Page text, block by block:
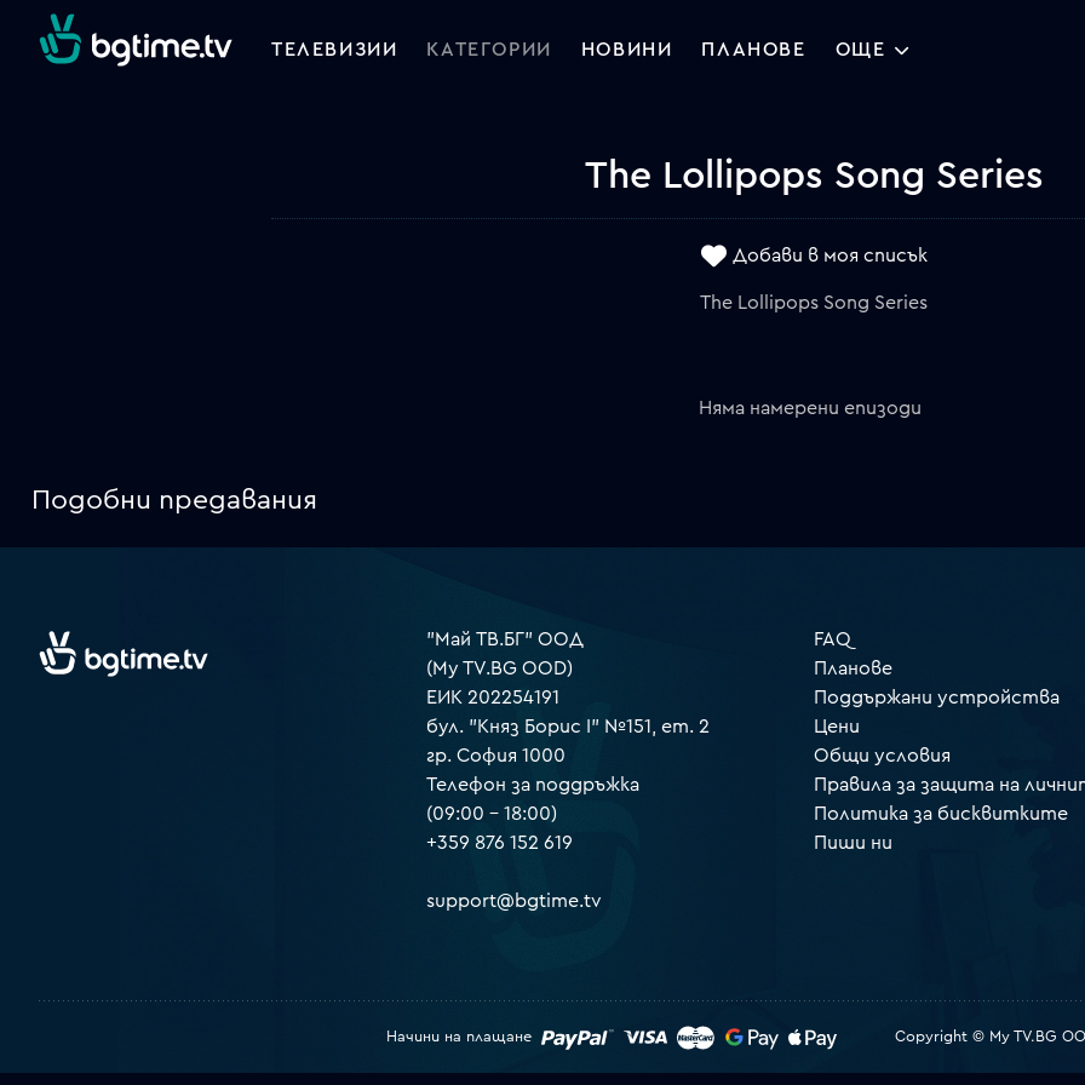
ТЕЛЕВИЗИИ КАТЕГОРИИ НОВИНИ ПЛАНОВЕ ОЩЕ
The Lollipops Song Series
Добави в моя списък
The Lollipops Song Series
Няма намерени епизоди
Подобни предавания
"Май ТВ.БГ" ООД
(My TV.BG OOD)
ЕИК 202254191
бул. "Княз Борис I" №151, ет. 2
гр. София 1000
Телефон за поддръжка
(09:00 – 18:00)
+359 876 152 619
support@bgtime.tv
FAQ
Планове
Поддържани устройства
Цени
Общи условия
Правила за защита на
Политика за бисквитките
Пиши ни
Начини на плащане Copyright © My TV.BG